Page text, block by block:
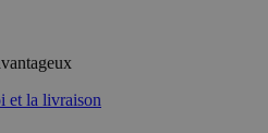
et la livraison